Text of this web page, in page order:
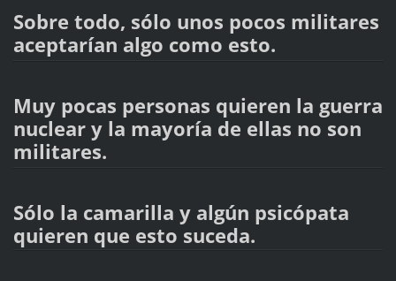
Sobre todo, sólo unos pocos militares
aceptarían algo como esto.
Muy pocas personas quieren la guerra
nuclear y la mayoría de ellas no son
militares.
Sólo la camarilla y algún psicópata
quieren que esto suceda.